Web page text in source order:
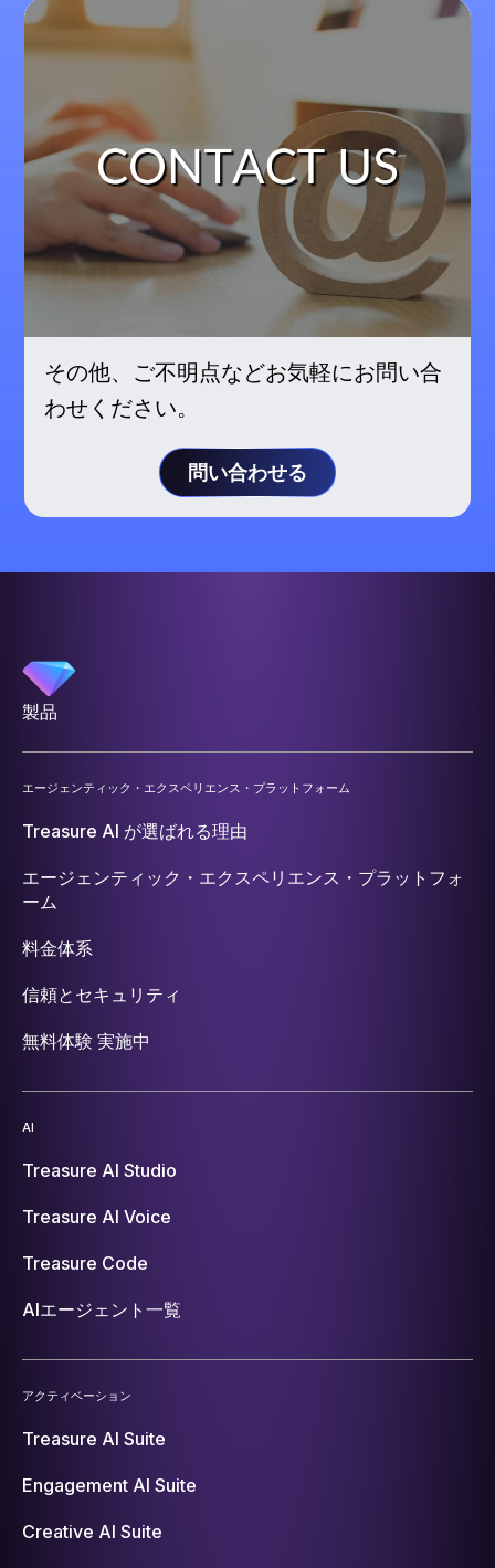
その他、ご不明点などお気軽にお問い合
わせください。
問い合わせる
製品
エージェンティック・エクスペリエンス・プラットフォーム
Treasure AI が選ばれる理由
エージェンティック・エクスペリエンス・プラットフォ
ーム
料金体系
信頼とセキュリティ
無料体験 実施中
AI
Treasure AI Studio
Treasure AI Voice
Treasure Code
AIエージェント一覧
アクティベーション
Treasure AI Suite
Engagement AI Suite
Creative AI Suite